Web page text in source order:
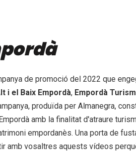
de promoció del 2022 que
i el Baix Empordà, Empordà
produïda per Almanegra,
amb la finalitat d'atraure
empordanès. Una porta de
amb vosaltres aquests vídeos